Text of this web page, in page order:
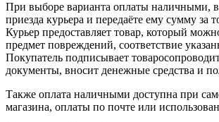
При выборе варианта оплаты наличными,
приезда курьера и передаёте ему сумму за
Курьер предоставляет товар, который
предмет повреждений, соответствие
Покупатель подписывает
документы, вносит денежные средства и
Также оплата наличными доступна при
магазина, оплаты по почте или